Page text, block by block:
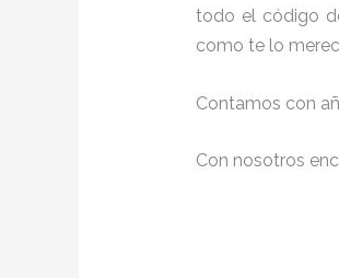
todo el código
como te lo
Contamos con
Con nosotros